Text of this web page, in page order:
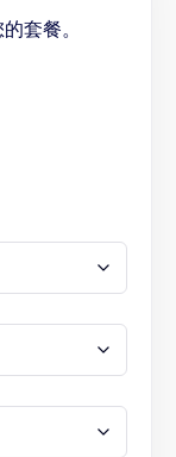
套餐。